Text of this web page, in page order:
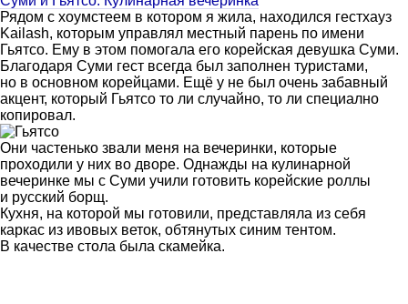
Рядом с хоумстеем в котором я жила, находился гестхауз
Kailash, которым управлял местный парень по имени
Гьятсо. Ему в этом помогала его корейская девушка Суми.
Благодаря Суми гест всегда был заполнен туристами,
но в основном корейцами. Ещё у не был очень забавный
акцент, который Гьятсо то ли случайно, то ли специално
копировал.
Они частенько звали меня на вечеринки, которые
проходили у них во дворе. Однажды на кулинарной
вечеринке мы с Суми учили готовить корейские роллы
и русский борщ.
Кухня, на которой мы готовили, представляла из себя
каркас из ивовых веток, обтянутых синим тентом.
В качестве стола была скамейка.